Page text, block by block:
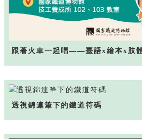
跟著火車一起唱——臺語x繪本x肢
透視錦連筆下的鐵道符碼